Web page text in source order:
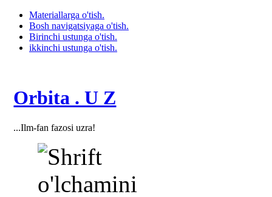
Materiallarga o'tish.
Bosh navigatsiyaga o'tish.
Birinchi ustunga o'tish.
ikkinchi ustunga o'tish.
Orbita . U Z
...Ilm-fan fazosi uzra!